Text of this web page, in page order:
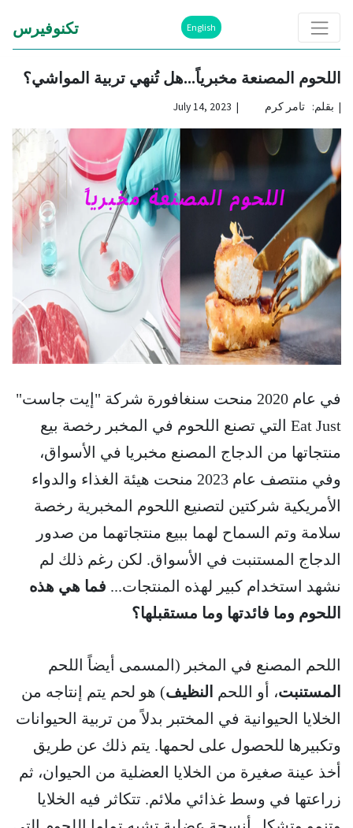
English تكنوفيرس
اللحوم المصنعة مخبرياً...هل تُنهي تربية المواشي؟
| بقلم: تامر كرم | July 14, 2023
في عام 2020 منحت سنغافورة شركة "إيت جاست"
Eat Just التي تصنع اللحوم في المخبر رخصة بيع
منتجاتها من الدجاج المصنع مخبريا في الأسواق،
وفي منتصف عام 2023 منحت هيئة الغذاء والدواء
الأمريكية شركتين لتصنيع اللحوم المخبرية رخصة
سلامة وتم السماح لهما ببيع منتجاتهما من صدور
الدجاج المستنبت في الأسواق. لكن رغم ذلك لم
نشهد استخدام كبير لهذه المنتجات... فما هي هذه
اللحوم وما فائدتها وما مستقبلها؟
اللحم المصنع في المخبر (المسمى أيضاً اللحم
المستنبت، أو اللحم النظيف) هو لحم يتم إنتاجه من
الخلايا الحيوانية في المختبر بدلاً من تربية الحيوانات
وتكبيرها للحصول على لحمها. يتم ذلك عن طريق
أخذ عينة صغيرة من الخلايا العضلية من الحيوان، ثم
زراعتها في وسط غذائي ملائم. تتكاثر فيه الخلايا